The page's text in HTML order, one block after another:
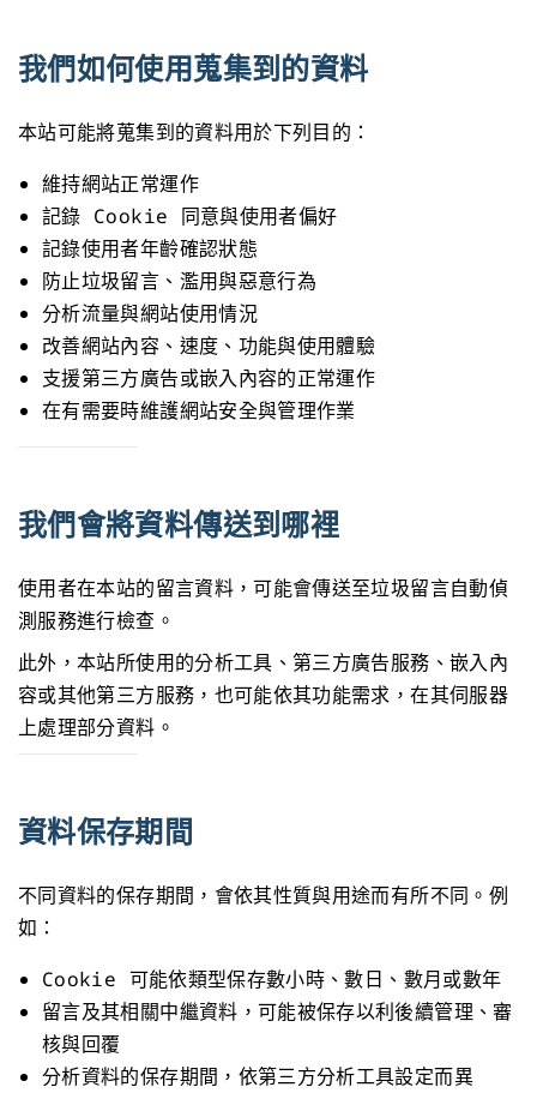
我們如何使用蒐集到的資料
本站可能將蒐集到的資料用於下列目的：
維持網站正常運作
記錄 Cookie 同意與使用者偏好
記錄使用者年齡確認狀態
防止垃圾留言、濫用與惡意行為
分析流量與網站使用情況
改善網站內容、速度、功能與使用體驗
支援第三方廣告或嵌入內容的正常運作
在有需要時維護網站安全與管理作業
我們會將資料傳送到哪裡
使用者在本站的留言資料，可能會傳送至垃圾留言自動偵
測服務進行檢查。
此外，本站所使用的分析工具、第三方廣告服務、嵌入內
容或其他第三方服務，也可能依其功能需求，在其伺服器
上處理部分資料。
資料保存期間
不同資料的保存期間，會依其性質與用途而有所不同。例
如：
Cookie 可能依類型保存數小時、數日、數月或數年
留言及其相關中繼資料，可能被保存以利後續管理、審
核與回覆
分析資料的保存期間，依第三方分析工具設定而異